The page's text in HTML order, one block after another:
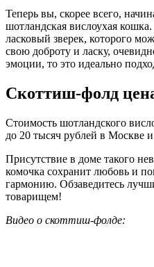
Теперь вы, скорее всего,
шотландская вислоухая
ласковый зверек, которого
свою доброту и ласку,
эмоции, то это идеально
Скоттиш-фолд
Стоимость шотландского
до 20 тысяч рублей в Москве
Присутствие в доме такого
комочка сохранит любовь и
гармонию. Обзаведитесь
товарищем!
Видео о скоттиш-фолде: